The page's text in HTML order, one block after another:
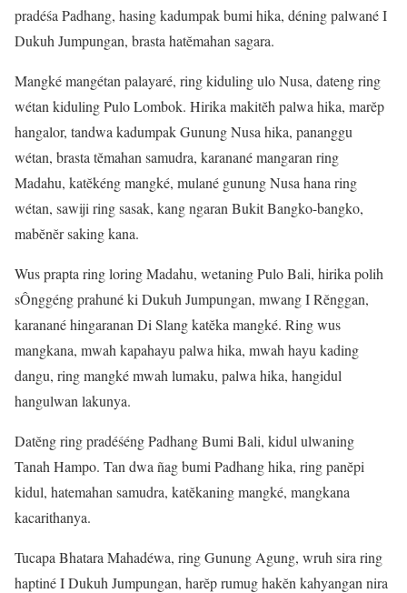
pradéśa Padhang, hasing kadumpak bumi hika, déning palwané I
Dukuh Jumpungan, brasta hatĕmahan sagara.
Mangké mangétan palayaré, ring kiduling ulo Nusa, dateng ring
wétan kiduling Pulo Lombok. Hirika makitĕh palwa hika, marĕp
hangalor, tandwa kadumpak Gunung Nusa hika, pananggu
wétan, brasta tĕmahan samudra, karanané mangaran ring
Madahu, katĕkéng mangké, mulané gunung Nusa hana ring
wétan, sawiji ring sasak, kang ngaran Bukit Bangko-bangko,
mabĕnĕr saking kana.
Wus prapta ring loring Madahu, wetaning Pulo Bali, hirika polih
sÔnggéng prahuné ki Dukuh Jumpungan, mwang I Rĕnggan,
karanané hingaranan Di Slang katĕka mangké. Ring wus
mangkana, mwah kapahayu palwa hika, mwah hayu kading
dangu, ring mangké mwah lumaku, palwa hika, hangidul
hangulwan lakunya.
Datĕng ring pradéśéng Padhang Bumi Bali, kidul ulwaning
Tanah Hampo. Tan dwa ñag bumi Padhang hika, ring panĕpi
kidul, hatemahan samudra, katĕkaning mangké, mangkana
kacarithanya.
Tucapa Bhatara Mahadéwa, ring Gunung Agung, wruh sira ring
haptiné I Dukuh Jumpungan, harĕp rumug hakĕn kahyangan nira